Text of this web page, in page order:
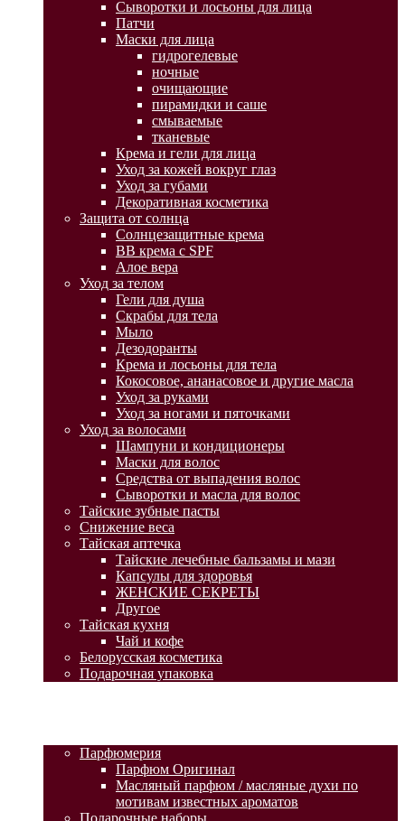
Сыворотки и лосьоны для лица
Патчи
Маски для лица
гидрогелевые
ночные
очищающие
пирамидки и саше
смываемые
тканевые
Крема и гели для лица
Уход за кожей вокруг глаз
Уход за губами
Декоративная косметика
Защита от солнца
Солнцезащитные крема
BB крема с SPF
Алое вера
Уход за телом
Гели для душа
Скрабы для тела
Мыло
Дезодоранты
Крема и лосьоны для тела
Кокосовое, ананасовое и другие масла
Уход за руками
Уход за ногами и пяточками
Уход за волосами
Шампуни и кондиционеры
Маски для волос
Средства от выпадения волос
Сыворотки и масла для волос
Тайские зубные пасты
Снижение веса
Тайская аптечка
Тайские лечебные бальзамы и мази
Капсулы для здоровья
ЖЕНСКИЕ СЕКРЕТЫ
Другое
Тайская кухня
Чай и кофе
Белорусская косметика
Подарочная упаковка
Парфюмерия
Парфюм Оригинал
Масляный парфюм / масляные духи по
мотивам известных ароматов